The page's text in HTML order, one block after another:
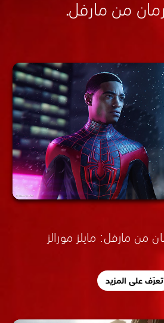
من مارفل.
من مارفل: مايلز مورالز
تعرّف على المزيد